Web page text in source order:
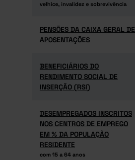
velhice, invalidez e sobrevivência
velhice, invalidez e sobrevivência
PENSÕES DA CAIXA GERAL DE
APOSENTAÇÕES
PENSÕES DA CAIXA GERAL DE
APOSENTAÇÕES
BENEFICIÁRIOS DO
RENDIMENTO SOCIAL DE
INSERÇÃO (RSI)
BENEFICIÁRIOS DO
RENDIMENTO SOCIAL DE
INSERÇÃO (RSI)
DESEMPREGADOS INSCRITOS
NOS CENTROS DE EMPREGO
EM % DA POPULAÇÃO
RESIDENTE
com 15 a 64 anos
DESEMPREGADOS INSCRITOS
NOS CENTROS DE EMPREGO
EM % DA POPULAÇÃO
RESIDENTE
com 15 a 64 anos